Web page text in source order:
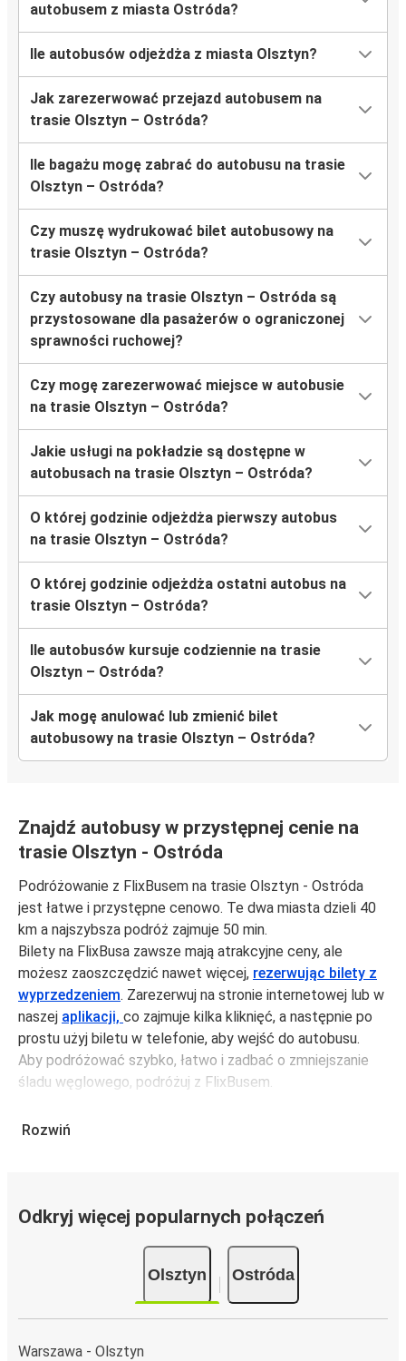
autobusem z miasta Ostróda?
Ile autobusów odjeżdża z miasta Olsztyn?
Jak zarezerwować przejazd autobusem na
trasie Olsztyn – Ostróda?
Ile bagażu mogę zabrać do autobusu na trasie
Olsztyn – Ostróda?
Czy muszę wydrukować bilet autobusowy na
trasie Olsztyn – Ostróda?
Czy autobusy na trasie Olsztyn – Ostróda są
przystosowane dla pasażerów o ograniczonej
sprawności ruchowej?
Czy mogę zarezerwować miejsce w autobusie
na trasie Olsztyn – Ostróda?
Jakie usługi na pokładzie są dostępne w
autobusach na trasie Olsztyn – Ostróda?
O której godzinie odjeżdża pierwszy autobus
na trasie Olsztyn – Ostróda?
O której godzinie odjeżdża ostatni autobus na
trasie Olsztyn – Ostróda?
Ile autobusów kursuje codziennie na trasie
Olsztyn – Ostróda?
Jak mogę anulować lub zmienić bilet
autobusowy na trasie Olsztyn – Ostróda?
Znajdź autobusy w przystępnej cenie na
trasie Olsztyn - Ostróda
Podróżowanie z FlixBusem na trasie Olsztyn - Ostróda
jest łatwe i przystępne cenowo. Te dwa miasta dzieli 40
km a najszybsza podróż zajmuje 50 min.
Bilety na FlixBusa zawsze mają atrakcyjne ceny, ale
możesz zaoszczędzić nawet więcej, rezerwując bilety z
wyprzedzeniem. Zarezerwuj na stronie internetowej lub w
naszej aplikacji, co zajmuje kilka kliknięć, a następnie po
prostu użyj biletu w telefonie, aby wejść do autobusu.
Aby podróżować szybko, łatwo i zadbać o zmniejszanie
śladu węglowego, podróżuj z FlixBusem.
autobusowymi; 61 połączeniami do innych miast i
Miejsce przyjazdu: Ostróda
Ostróda – przyjeżdżasz tu pierwszy raz? Oto wszystko,
co musisz wiedzieć:
Rozwiń
Odkryj więcej popularnych połączeń
Olsztyn Ostróda
Warszawa - Olsztyn